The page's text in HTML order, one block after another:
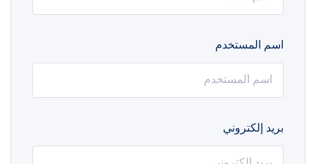
اسم المستخدم
بريد إلكتروني